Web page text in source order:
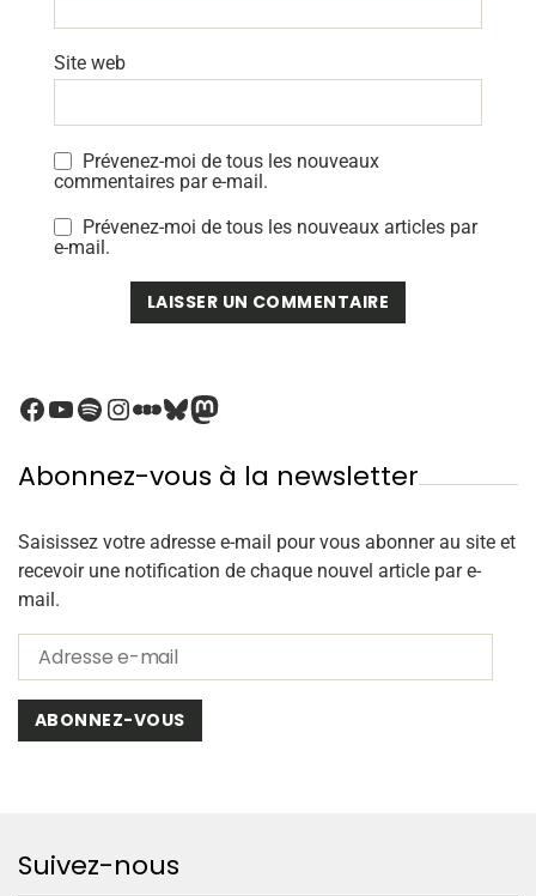
Site web
Prévenez-moi de tous les nouveaux
commentaires par e-mail.
Prévenez-moi de tous les nouveaux articles par
e-mail.
Abonnez-vous à la newsletter
Saisissez votre adresse e-mail pour vous abonner au site et
recevoir une notification de chaque nouvel article par e-
mail.
ABONNEZ-VOUS
Suivez-nous